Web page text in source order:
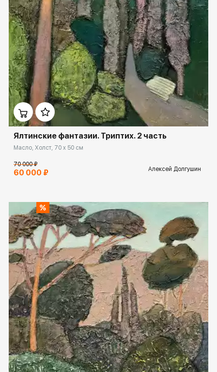
Домен: ekb.rakovgallery.ru
Ялтинские фантазии. Триптих. 2 часть
Масло, Холст, 70 x 50 см
70 000 ₽
60 000 ₽ Алексей Долгушин